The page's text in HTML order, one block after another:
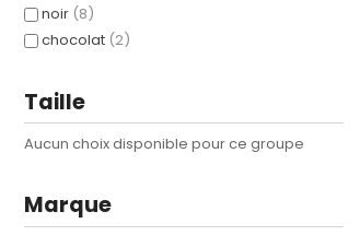
noir (8)
chocolat (2)
Taille
Aucun choix disponible pour ce groupe
Marque